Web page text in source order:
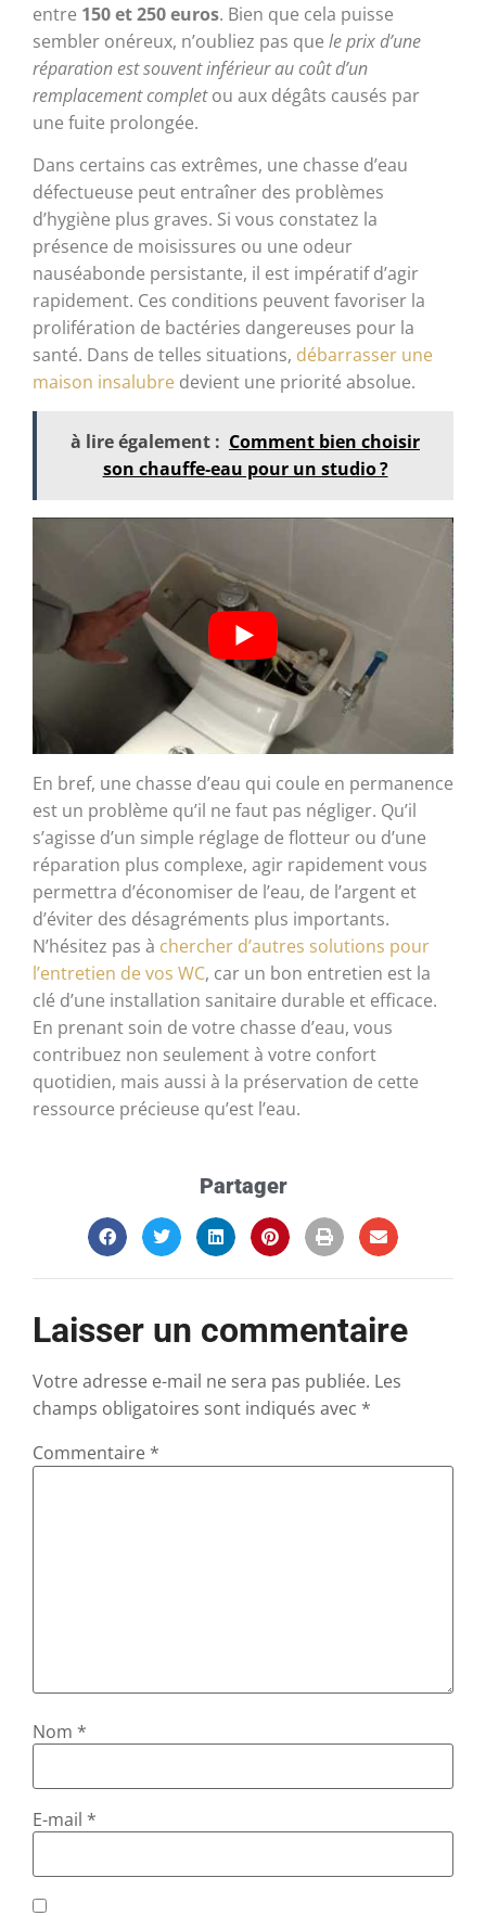
entre 150 et 250 euros. Bien que cela puisse
sembler onéreux, n’oubliez pas que le prix d’une
réparation est souvent inférieur au coût d’un
remplacement completou aux dégâts causés par
une fuite prolongée.
Dans certains cas extrêmes, une chasse d’eau
défectueuse peut entraîner des problèmes
d’hygiène plus graves. Si vous constatez la
présence de moisissures ou une odeur
nauséabonde persistante, il est impératif d’agir
rapidement. Ces conditions peuvent favoriser la
prolifération de bactéries dangereuses pour la
santé. Dans de telles situations, débarrasser une
maison insalubre devient une priorité absolue.
à lire également : Comment bien choisir
son chauffe‑eau pour un studio ?
En bref, une chasse d’eau qui coule en permanence
est un problème qu’il ne faut pas négliger. Qu’il
s’agisse d’un simple réglage de flotteur ou d’une
réparation plus complexe, agir rapidement vous
permettra d’économiser de l’eau, de l’argent et
d’éviter des désagréments plus importants.
N’hésitez pas à chercher d’autres solutions pour
l’entretien de vos WC, car un bon entretien est la
clé d’une installation sanitaire durable et efficace.
En prenant soin de votre chasse d’eau, vous
contribuez non seulement à votre confort
quotidien, mais aussi à la préservation de cette
ressource précieuse qu’est l’eau.
Partager
Laisser un commentaire
Votre adresse e-mail ne sera pas publiée. Les
champs obligatoires sont indiqués avec *
Commentaire *
Nom *
E-mail *